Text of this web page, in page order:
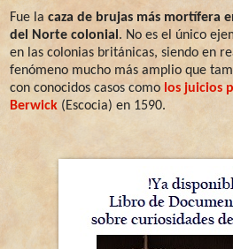
Fue la caza de brujas más mortífera
del Norte colonial . No es el único
en las colonias británicas, siendo en
fenómeno mucho más amplio que
con conocidos casos como los juicios
Berwick (Escocia) en 1590.